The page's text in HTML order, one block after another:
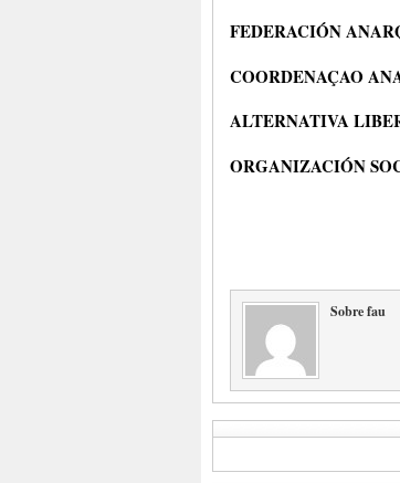
FEDERACIÓN
COORDENAÇAO
ALTERNATIVA
ORGANIZACIÓN
Sobre fau